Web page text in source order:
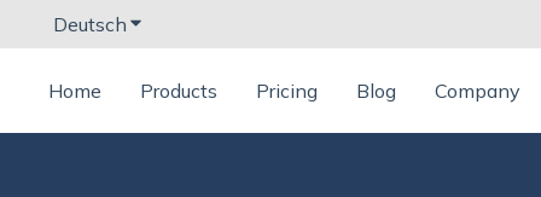
Deutsch Untermenü für Übersetzungen anzeigen
Home Products Pricing Blog Company